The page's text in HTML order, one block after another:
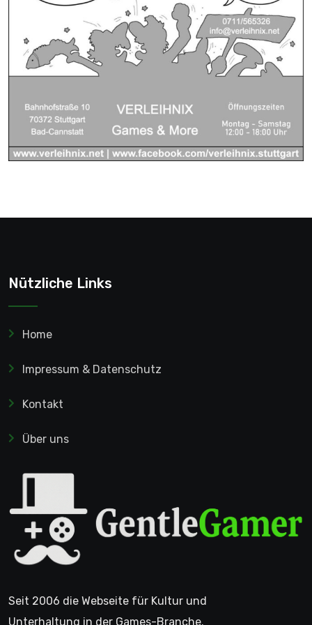
Nützliche Links
Home
Impressum & Datenschutz
Kontakt
Über uns
Seit 2006 die Webseite für Kultur und
Unterhaltung in der Games-Branche.